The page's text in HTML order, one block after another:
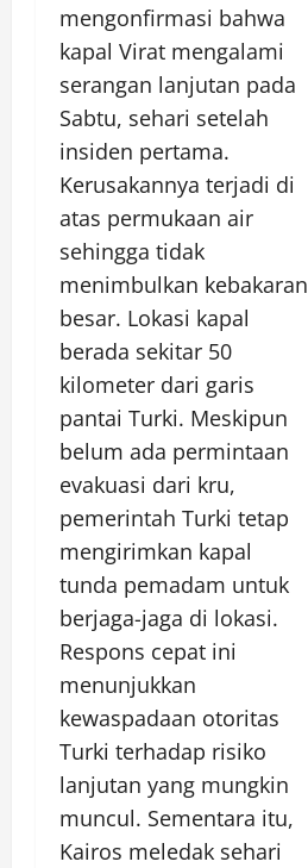
mengonfirmasi bahwa
kapal Virat mengalami
serangan lanjutan pada
Sabtu, sehari setelah
insiden pertama.
Kerusakannya terjadi di
atas permukaan air
sehingga tidak
menimbulkan kebakaran
besar. Lokasi kapal
berada sekitar 50
kilometer dari garis
pantai Turki. Meskipun
belum ada permintaan
evakuasi dari kru,
pemerintah Turki tetap
mengirimkan kapal
tunda pemadam untuk
berjaga-jaga di lokasi.
Respons cepat ini
menunjukkan
kewaspadaan otoritas
Turki terhadap risiko
lanjutan yang mungkin
muncul. Sementara itu,
Kairos meledak sehari